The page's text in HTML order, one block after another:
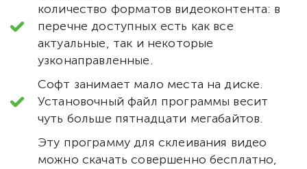
количество форматов видеоконтента: в
перечне доступных есть как все
актуальные, так и некоторые
узконаправленные.
Софт занимает мало места на диске.
Установочный файл программы весит
чуть больше пятнадцати мегабайтов.
Эту программу для склеивания видео
можно скачать совершенно бесплатно,